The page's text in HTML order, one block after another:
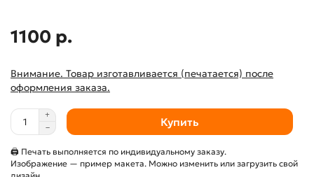
1100 р.
Внимание. Товар изготавливается (печатается) после
оформления заказа.
Купить
🖨 Печать выполняется по индивидуальному заказу.
Изображение — пример макета. Можно изменить или загрузить свой